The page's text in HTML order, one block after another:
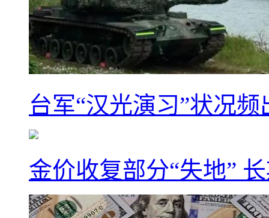
台军“汉光演习”状况
金价收复部分“失地”